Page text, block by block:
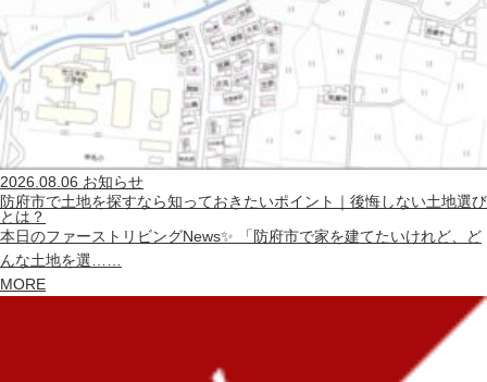
2026.08.06 お知らせ
防府市で土地を探すなら知っておきたいポイント｜後悔しない土地選び
とは？
本日のファーストリビングNews✨ 「防府市で家を建てたいけれど、ど
んな土地を選……
MORE